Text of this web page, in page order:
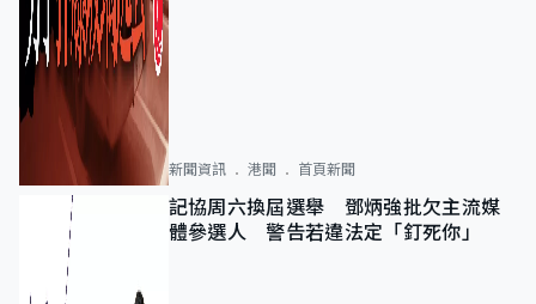
新聞資訊 港聞 首頁新聞
記協周六換屆選舉 鄧炳強批欠主流媒
體參選人 警告若違法定「釘死你」